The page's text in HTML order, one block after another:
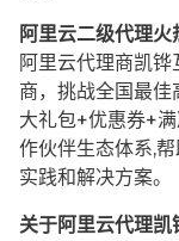
阿里云二级代理火
阿里云代理商凯
商，挑战全国最
大礼包+优惠券+
作伙伴生态体系,
实践和解决方案。
关于阿里云代理凯